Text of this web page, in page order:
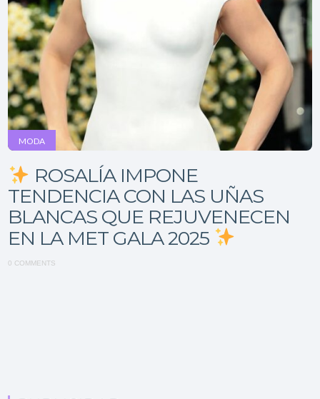
MODA
ROSALÍA IMPONE
TENDENCIA CON LAS UÑAS
BLANCAS QUE REJUVENECEN
EN LA MET GALA 2025
0 COMMENTS